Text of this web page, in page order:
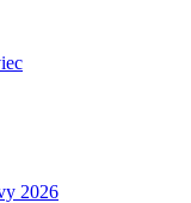
2026